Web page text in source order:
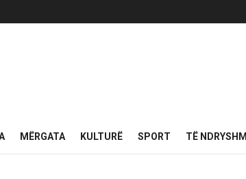
MËRGATA KULTURË SPORT TË